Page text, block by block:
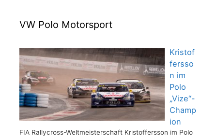
VW Polo Motorsport
Kristof
fersso
n im
Polo
„Vize“-
Champ
ion
FIA Rallycross-Weltmeisterschaft Kristoffersson im Polo